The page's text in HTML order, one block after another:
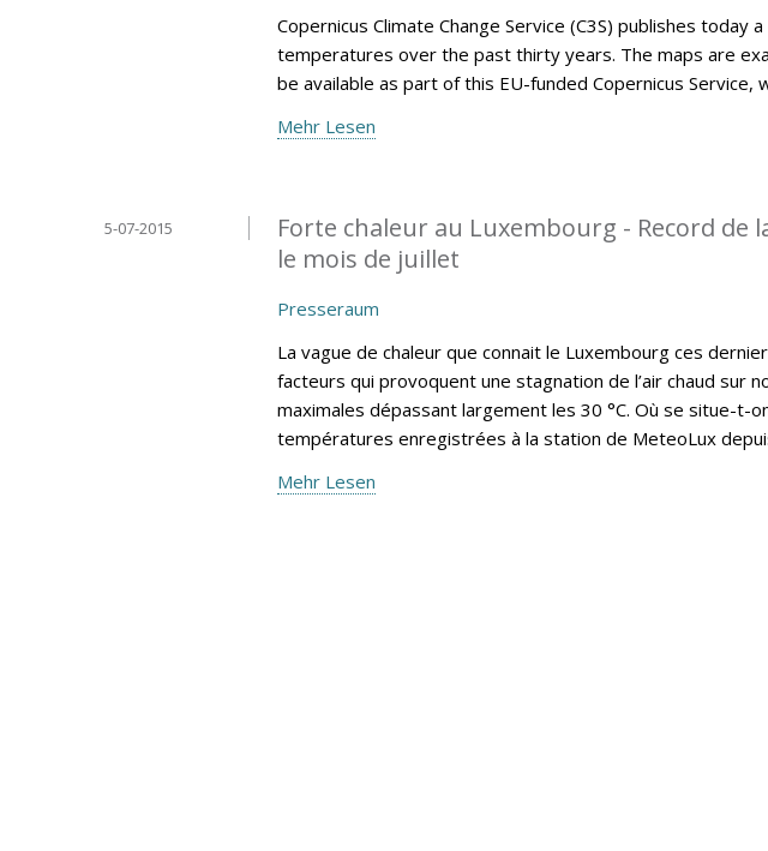
Copernicus Climate Change Service (C3S) publishes today
temperatures over the past thirty years. The maps are
be available as part of this EU-funded Copernicus Service,
Mehr Lesen
Forte chaleur au Luxembourg - Record
le mois de juillet
5-07-2015
Presseraum
La vague de chaleur que connait le Luxembourg ces
facteurs qui provoquent une stagnation de l’air chaud sur
maximales dépassant largement les 30 °C. Où se situe-t-
températures enregistrées à la station de MeteoLux
Mehr Lesen